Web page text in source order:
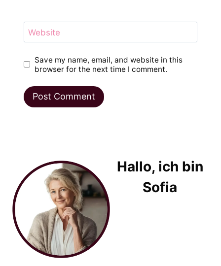
Website
Save my name, email, and website in this
browser for the next time I comment.
Hallo, ich bin
Sofia